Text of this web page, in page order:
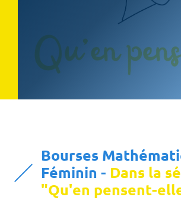
Bourses
Féminin - Dans la
"Qu'en pensent-